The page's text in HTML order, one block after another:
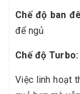
Chế độ ban
để ngủ
Chế độ Turbo:
Việc linh hoạt